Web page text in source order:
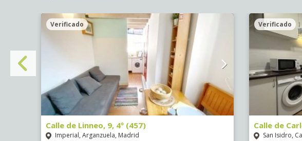
Verificado
Calle de Linneo, 9, 4º (457)
Imperial, Arganzuela, Madrid
Verificado
Calle de
San Isidro,